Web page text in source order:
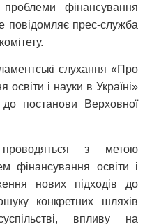
фінансування
повідомляє прес-служба
слухання «Про
і науки в Україні»
до постанови Верховної
проводяться з метою
фінансування освіти і
нових підходів до
конкретних шляхів
впливу на